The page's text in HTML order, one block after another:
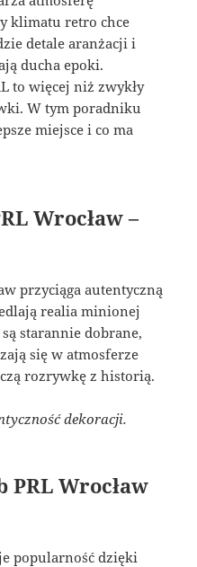
klimatu retro chce
detale aranżacji i
ducha epoki.
to więcej niż zwykły
W tym poradniku
miejsce i co ma
Wrocław –
przyciąga autentyczną
realia minionej
starannie dobrane,
się w atmosferze
rozrywkę z historią.
dekoracji.
PRL Wrocław
popularność dzięki